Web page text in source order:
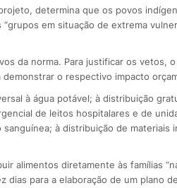
determina que os povos
em situação de extrema
da norma. Para justificar os vetos,
o respectivo impacto
à água potável; à distribuição
de leitos hospitalares e de
à distribuição de materiais
alimentos diretamente às famílias
dias para a elaboração de um plano